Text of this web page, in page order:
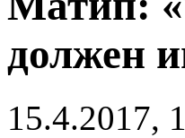
должен
15.4.2017,